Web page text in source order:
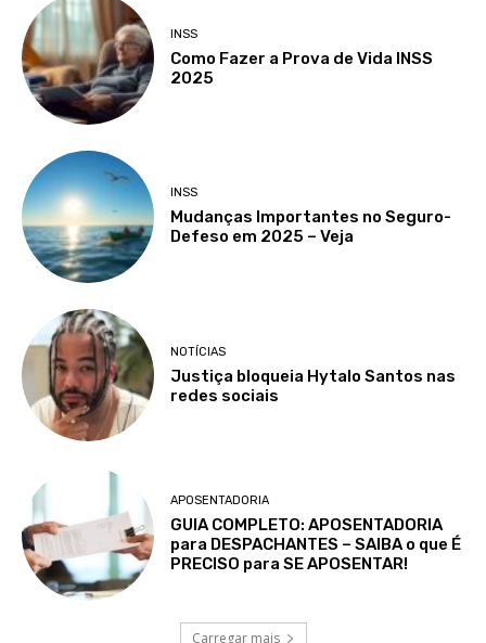
INSS
Como Fazer a Prova de Vida INSS
2025
INSS
Mudanças Importantes no Seguro-
Defeso em 2025 – Veja
NOTÍCIAS
Justiça bloqueia Hytalo Santos nas
redes sociais
APOSENTADORIA
GUIA COMPLETO: APOSENTADORIA
para DESPACHANTES – SAIBA o que É
PRECISO para SE APOSENTAR!
Carregar mais